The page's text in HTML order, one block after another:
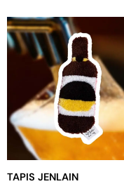
TAPIS JENLAIN